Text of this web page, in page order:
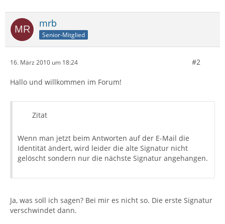
mrb
Senior-Mitglied
16. März 2010 um 18:24 #2
Hallo und willkommen im Forum!
Zitat
Wenn man jetzt beim Antworten auf der E-Mail die
Identität ändert, wird leider die alte Signatur nicht
gelöscht sondern nur die nächste Signatur angehangen.
Ja, was soll ich sagen? Bei mir es nicht so. Die erste Signatur
verschwindet dann.